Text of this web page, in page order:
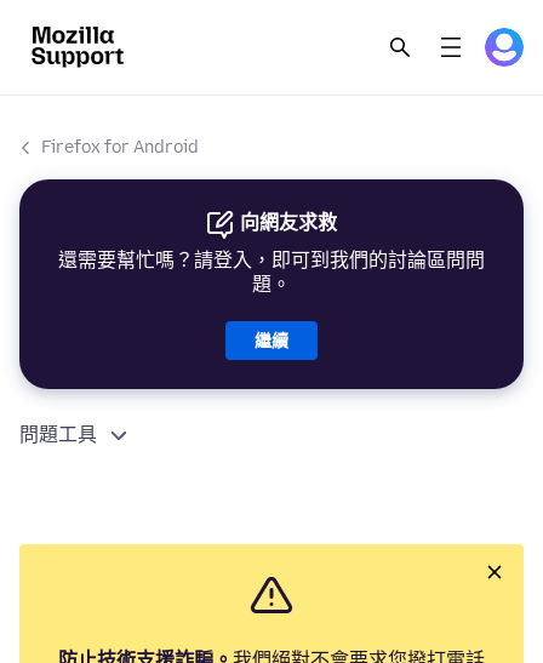
Firefox for Android
向網友求救
還需要幫忙嗎？請登入，即可到我們的討論區問問
題。
繼續
問題工具